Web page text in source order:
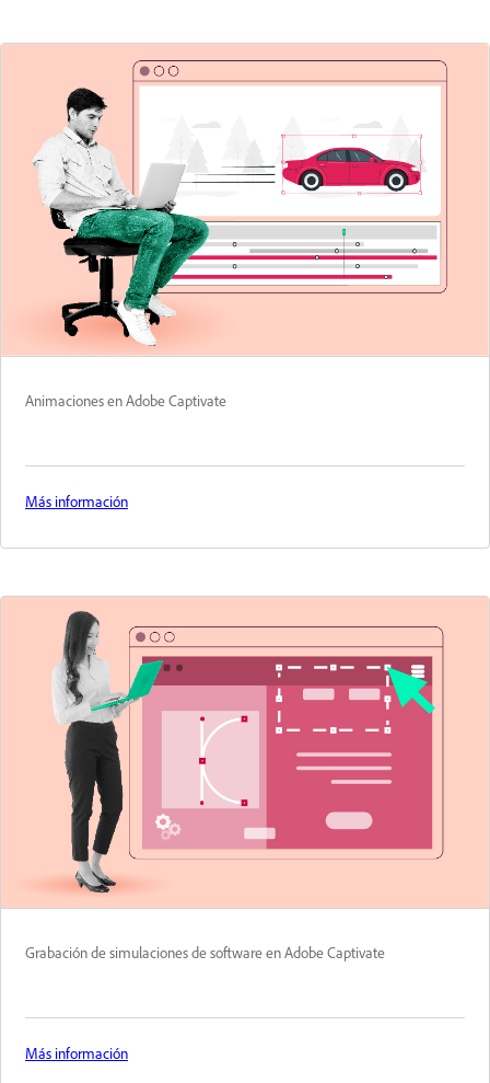
Animaciones en Adobe Captivate
Más información
Grabación de simulaciones de software en Adobe Captivate
Más información